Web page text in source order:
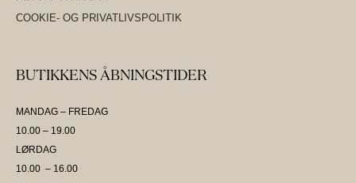
COOKIE- OG PRIVATLIVSPOLITIK
BUTIKKENS ÅBNINGSTIDER
MANDAG – FREDAG
10.00 – 19.00
LØRDAG
10.00 – 16.00